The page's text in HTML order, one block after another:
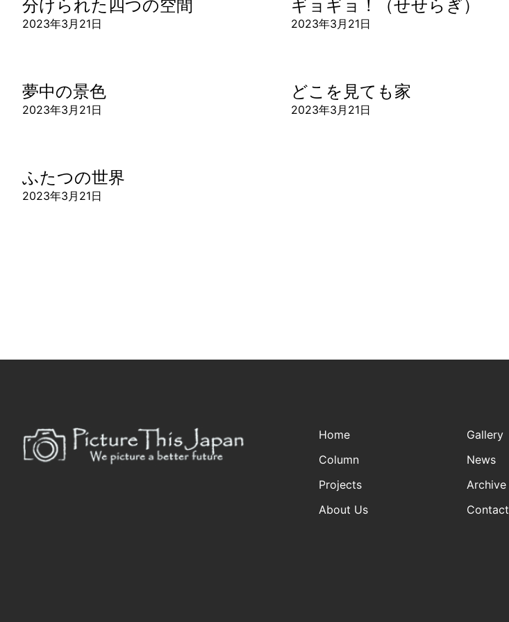
分けられた四つの空間
2023年3月21日
ギョギョ！（せせらぎ）
2023年3月21日
夢中の景色
2023年3月21日
どこを見ても家
2023年3月21日
ふたつの世界
2023年3月21日
Home
Gallery
Column
News
Projects
Archive
About Us
Contact